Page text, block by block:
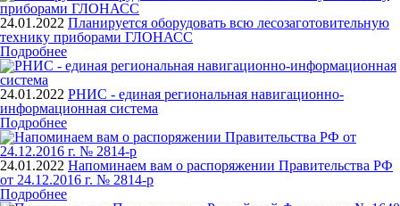
24.01.2022 Планируется оборудовать всю лесозаготовительную
технику приборами ГЛОНАСС
Подробнее
24.01.2022 РНИС - единая региональная навигационно-
информационная система
Подробнее
24.01.2022 Напоминаем вам о распоряжении Правительства РФ
от 24.12.2016 г. № 2814-р
Подробнее